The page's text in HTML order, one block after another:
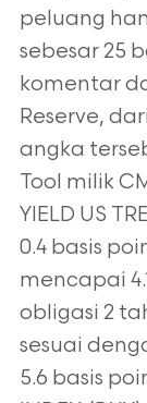
peluang
sebesar 25
komentar
Reserve,
angka
Tool milik
YIELD US
0.4 basis
mencapai
obligasi 2
sesuai
5.6 basis